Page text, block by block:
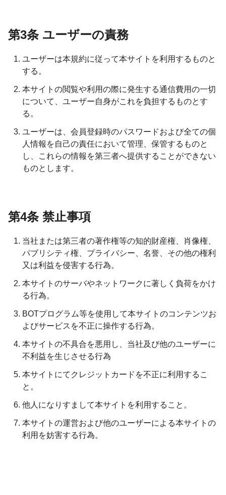
第3条 ユーザーの責務
ユーザーは本規約に従って本サイトを利用するものと
する。
本サイトの閲覧や利用の際に発生する通信費用の一切
について、ユーザー自身がこれを負担するものとす
る。
ユーザーは、会員登録時のパスワードおよび全ての個
人情報を自己の責任において管理、保管するものと
し、これらの情報を第三者へ提供することができない
ものとします。
第4条 禁止事項
当社または第三者の著作権等の知的財産権、肖像権、
パブリシティ権、プライバシー、名誉、その他の権利
又は利益を侵害する行為。
本サイトのサーバやネットワークに著しく負荷をかけ
る行為。
BOTプログラム等を使用して本サイトのコンテンツお
よびサービスを不正に操作する行為。
本サイトの不具合を悪用し、当社及び他のユーザーに
不利益を生じさせる行為
本サイトにてクレジットカードを不正に利用するこ
と。
他人になりすまして本サイトを利用すること。
本サイトの運営および他のユーザーによる本サイトの
利用を妨害する行為。